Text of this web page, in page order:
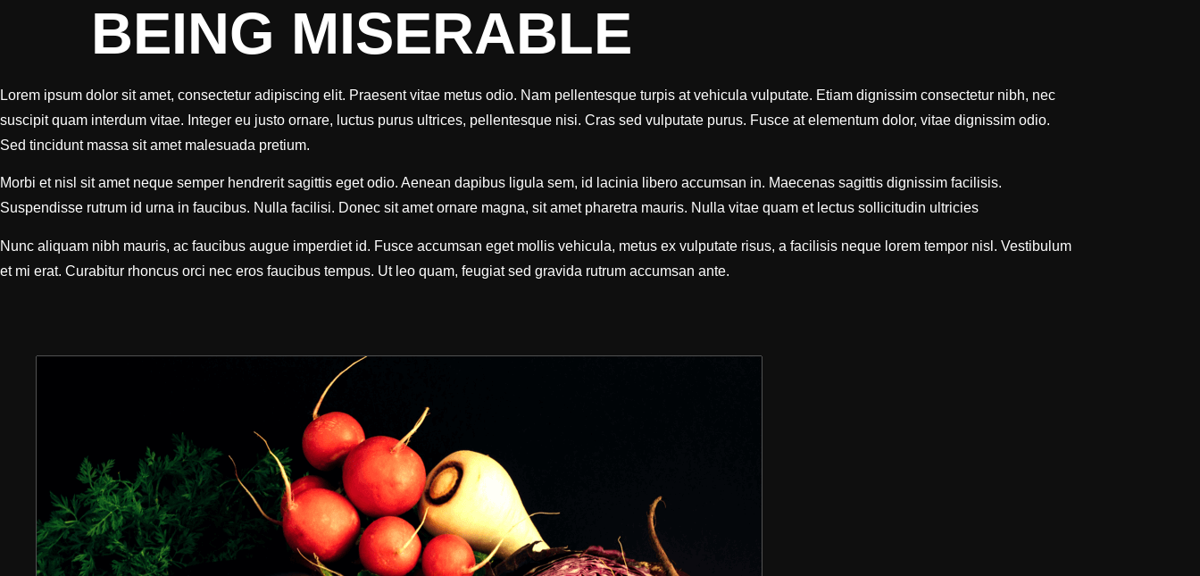
BEING MISERABLE
Lorem ipsum dolor sit amet, consectetur adipiscing elit. Praesent vitae metus odio. Nam pellentesque turpis at vehicula vulputate. Etiam dignissim consectetur nibh, nec
suscipit quam interdum vitae. Integer eu justo ornare, luctus purus ultrices, pellentesque nisi. Cras sed vulputate purus. Fusce at elementum dolor, vitae dignissim odio.
Sed tincidunt massa sit amet malesuada pretium.
Morbi et nisl sit amet neque semper hendrerit sagittis eget odio. Aenean dapibus ligula sem, id lacinia libero accumsan in. Maecenas sagittis dignissim facilisis.
Suspendisse rutrum id urna in faucibus. Nulla facilisi. Donec sit amet ornare magna, sit amet pharetra mauris. Nulla vitae quam et lectus sollicitudin ultricies
Nunc aliquam nibh mauris, ac faucibus augue imperdiet id. Fusce accumsan eget mollis vehicula, metus ex vulputate risus, a facilisis neque lorem tempor nisl. Vestibulum
et mi erat. Curabitur rhoncus orci nec eros faucibus tempus. Ut leo quam, feugiat sed gravida rutrum accumsan ante.